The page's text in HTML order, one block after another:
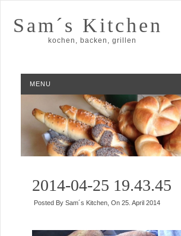
Sam´s Kitchen
kochen, backen, grillen
MENU
2014-04-25 19.43.45
Posted By Sam´s Kitchen, On 25. April 2014